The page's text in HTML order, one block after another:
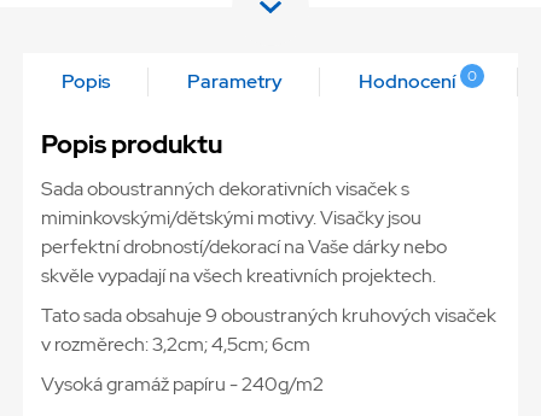
Popis Parametry Hodnocení 0
Popis produktu
Sada oboustranných dekorativních visaček s
miminkovskými/dětskými motivy. Visačky jsou
perfektní drobností/dekorací na Vaše dárky nebo
skvěle vypadají na všech kreativních projektech.
Tato sada obsahuje 9 oboustraných kruhových visaček
v rozměrech: 3,2cm; 4,5cm; 6cm
Vysoká gramáž papíru - 240g/m2